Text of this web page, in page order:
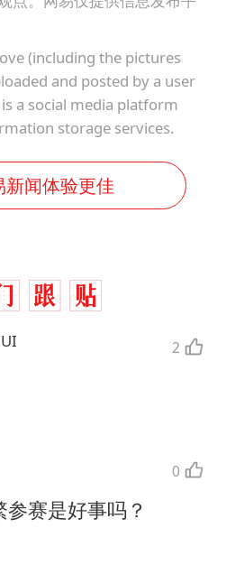
(including the pictures
and posted by a user
a social media platform
storage services.
新闻体验更佳
2
0
赛是好事吗？